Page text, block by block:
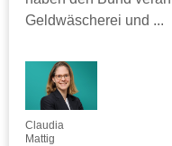
Geldwäscherei und ...
Claudia
Mattig